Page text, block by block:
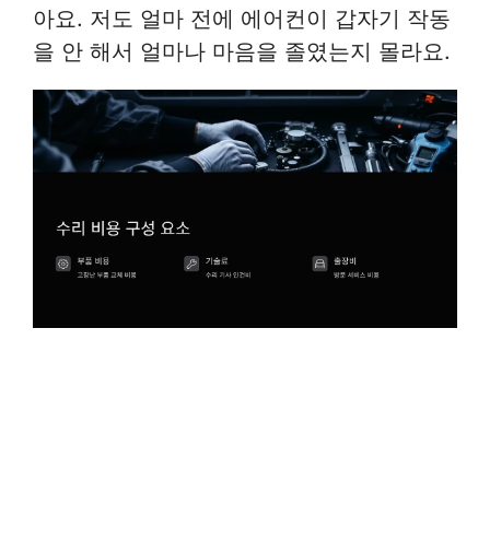
아요. 저도 얼마 전에 에어컨이 갑자기 작동
을 안 해서 얼마나 마음을 졸였는지 몰라요.